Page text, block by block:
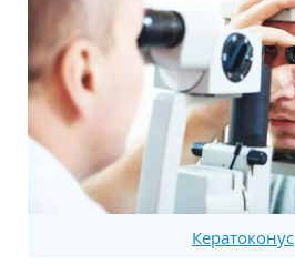
Кератоконус